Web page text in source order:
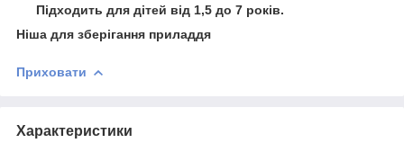
⠀ Підходить для дітей від 1,5 до 7 років.
Ніша для зберігання приладдя
Приховати
Характеристики